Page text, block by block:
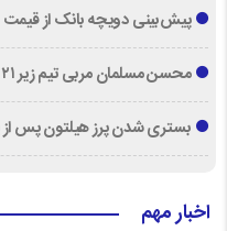
پیش‌بینی دویچه‌ بانک از قیمت
محسن مسلمان مربی تیم زیر ۲۱ سال پرسپولیس شد
بستری شدن پرز هیلتون پس
اخبار مهم